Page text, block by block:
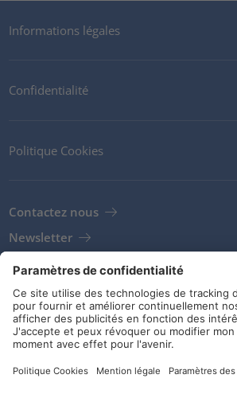
Informations légales
Confidentialité
Politique Cookies
Contactez nous
Newsletter
Clients
Fournisseurs
Conditions de stockage
Réseaux sociaux